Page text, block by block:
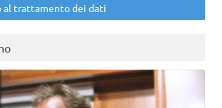
al trattamento dei dati